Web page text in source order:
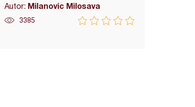
Autor: Milanovic Milosava
3385